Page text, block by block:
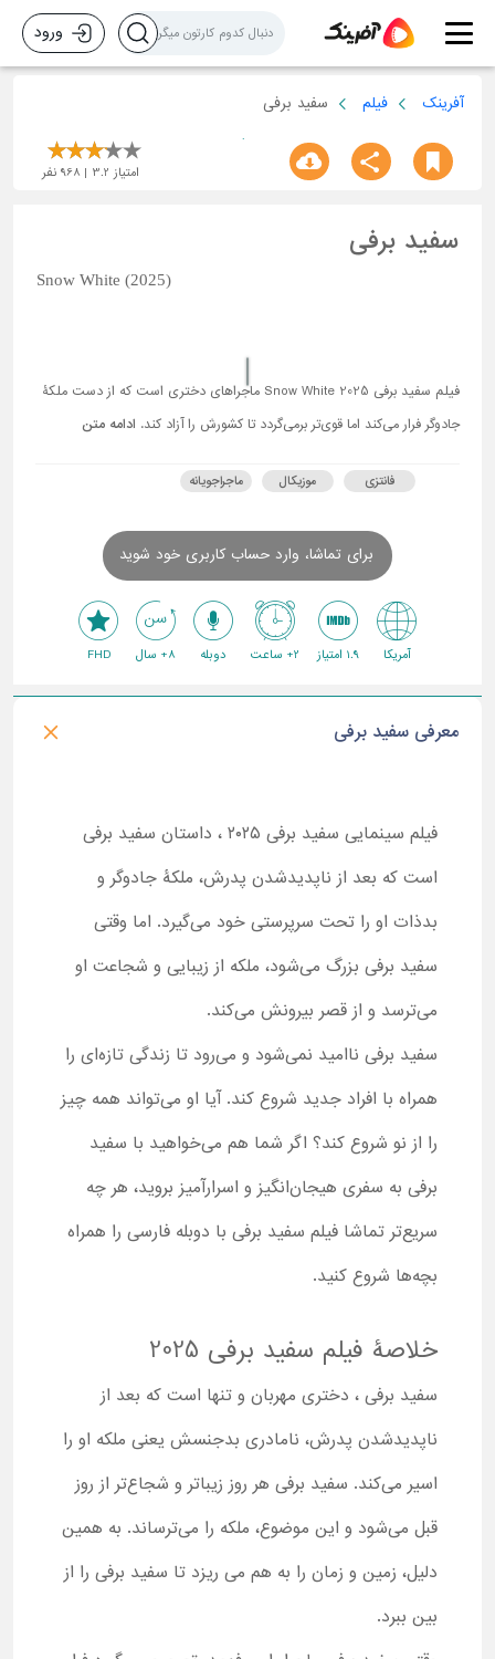
ورود
آفرینک فیلم سفید برفی
امتیاز 3.2
968 نفر
سفید برفی
Snow White (2025)
فیلم سفید برفی Snow White 2025 ماجراهای دختری است که از دست ملکۀ
جادوگر فرار می‌کند اما قوی‌تر برمی‌گردد تا کشورش را آزاد کند. ادامه متن
فانتزی موزیکال ماجراجویانه
برای تماشا، وارد حساب کاربری خود شوید
آمریکا 1.9 امتیاز 2+ ساعت دوبله 8+ سال FHD
معرفی سفید برفی
فیلم سینمایی سفید برفی ۲۰۲۵ ، داستان سفید برفی
است که بعد از ناپدیدشدن پدرش، ملکۀ جادوگر و
بدذات او را تحت سرپرستی خود می‌گیرد. اما وقتی
سفید برفی بزرگ می‌شود، ملکه از زیبایی و شجاعت او
می‌ترسد و از قصر بیرونش می‌کند.
سفید برفی ناامید نمی‌شود و می‌رود تا زندگی تازه‌ای را
همراه با افراد جدید شروع کند. آیا او می‌تواند همه چیز
را از نو شروع کند؟ اگر شما هم می‌خواهید با سفید
برفی به سفری هیجان‌انگیز و اسرارآمیز بروید، هر چه
سریع‌تر تماشا فیلم سفید برفی با دوبله فارسی را همراه
بچه‌ها شروع کنید.
خلاصۀ فیلم سفید برفی 2025
سفید برفی ، دختری مهربان و تنها است که بعد از
ناپدیدشدن پدرش، نامادری بدجنسش یعنی ملکه او را
اسیر می‌کند. سفید برفی هر روز زیباتر و شجاع‌تر از روز
قبل می‌شود و این موضوع، ملکه را می‌ترساند. به همین
دلیل، زمین و زمان را به هم می ریزد تا سفید برفی را از
بین ببرد.